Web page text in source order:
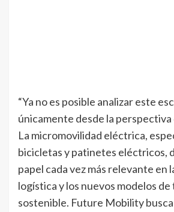
“Ya no es posible analizar este
únicamente desde la
La micromovilidad eléctrica,
bicicletas y patinetes eléctricos,
papel cada vez más relevante en
logística y los nuevos modelos
sostenible. Future Mobility